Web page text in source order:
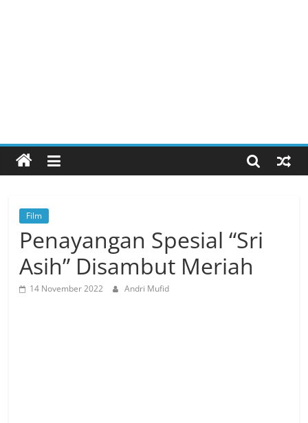
Film
Penayangan Spesial “Sri
Asih” Disambut Meriah
14 November 2022 Andri Mufid